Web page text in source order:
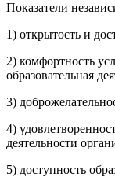
Показатели
1) открытость и
2) комфортность
образовательная
3)
4)
деятельности
5) доступность